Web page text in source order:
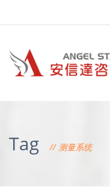
Tag 测量系统